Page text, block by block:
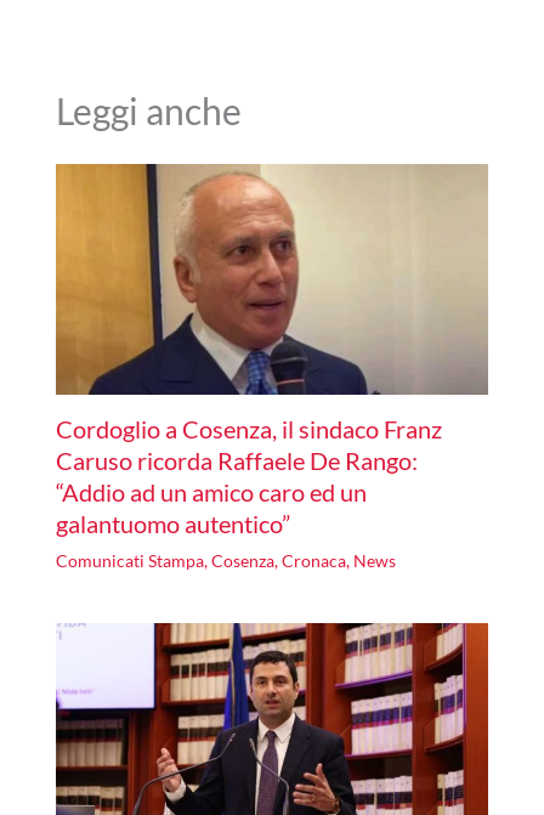
Leggi anche
Cordoglio a Cosenza, il sindaco Franz
Caruso ricorda Raffaele De Rango:
“Addio ad un amico caro ed un
galantuomo autentico”
Comunicati Stampa,Cosenza,Cronaca, News